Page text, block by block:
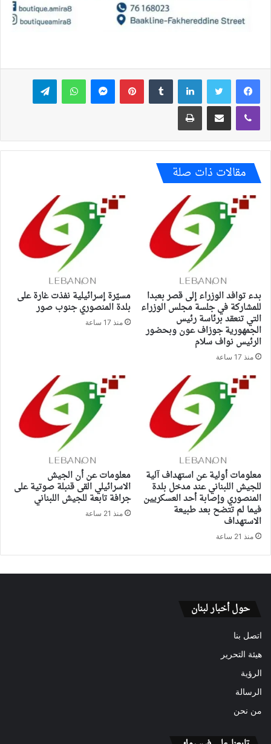
فيسبوك تويتر لينكدإن بينتيريستماسنجر واتساب تيلقرام
ڤايبر مشاركة عبر البريد طباعة
مقالات ذات صلة
بدء توافد الوزراء إلى قصر بعبدا
للمشاركة في جلسة مجلس الوزراء
التي تنعقد برئاسة رئيس
الجمهورية جوزاف عون وبحضور
الرئيس نواف سلام
منذ 17 ساعة
مسيّرة إسرائيلية نفذت غارة على
بلدة المنصوري جنوب صور
منذ 17 ساعة
معلومات أولية عن استهداف آلية
للجيش اللبناني عند مدخل بلدة
المنصوري وإصابة أحد العسكريين
فيما لم تتضح بعد طبيعة
الاستهداف
منذ 21 ساعة
معلومات عن أن الجيش
الاسرائيلي القى قنبلة صوتية على
جرافة تابعة للجيش اللبناني
منذ 21 ساعة
حول أخبار لبنان
اتصل بنا
هيئة التحرير
الرؤية
الرسالة
من نحن